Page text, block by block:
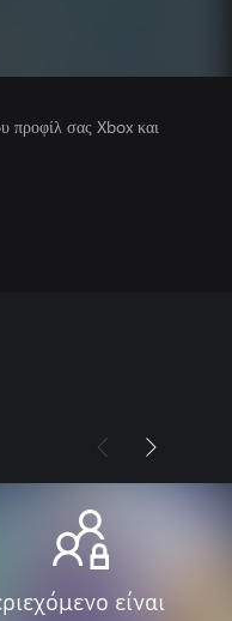
προφίλ σας Xbox και
είναι